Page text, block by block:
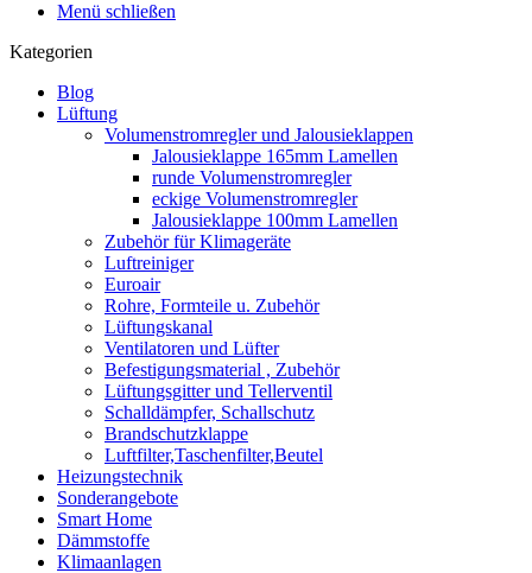
Menü schließen
Kategorien
Blog
Lüftung
Volumenstromregler und Jalousieklappen
Jalousieklappe 165mm Lamellen
runde Volumenstromregler
eckige Volumenstromregler
Jalousieklappe 100mm Lamellen
Zubehör für Klimageräte
Luftreiniger
Euroair
Rohre, Formteile u. Zubehör
Lüftungskanal
Ventilatoren und Lüfter
Befestigungsmaterial , Zubehör
Lüftungsgitter und Tellerventil
Schalldämpfer, Schallschutz
Brandschutzklappe
Luftfilter,Taschenfilter,Beutel
Heizungstechnik
Sonderangebote
Smart Home
Dämmstoffe
Klimaanlagen